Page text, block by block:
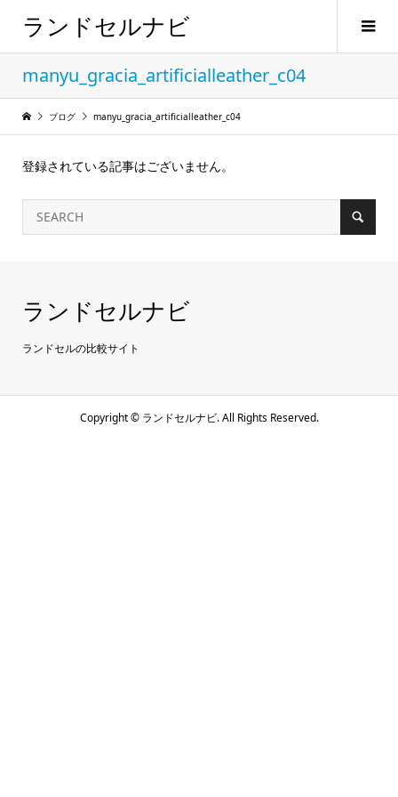
ランドセルナビ
manyu_gracia_artificialleather_c04
ブログ manyu_gracia_artificialleather_c04
登録されている記事はございません。
ランドセルナビ
ランドセルの比較サイト
Copyright ©ランドセルナビ. All Rights Reserved.